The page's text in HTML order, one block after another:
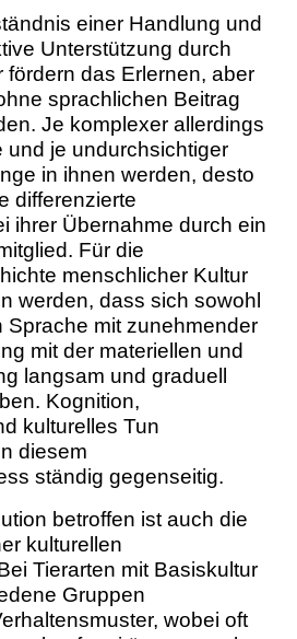
einer Handlung und
Unterstützung durch
fördern das Erlernen, aber
sprachlichen Beitrag
Je komplexer allerdings
und je undurchsichtiger
in ihnen werden, desto
differenzierte
ihrer Übernahme durch ein
Für die
menschlicher Kultur
werden, dass sich sowohl
Sprache mit zunehmender
mit der materiellen und
langsam und graduell
Kognition,
kulturelles Tun
diesem
ständig gegenseitig.
betroffen ist auch die
kulturellen
Tierarten mit Basiskultur
Gruppen
wobei oft